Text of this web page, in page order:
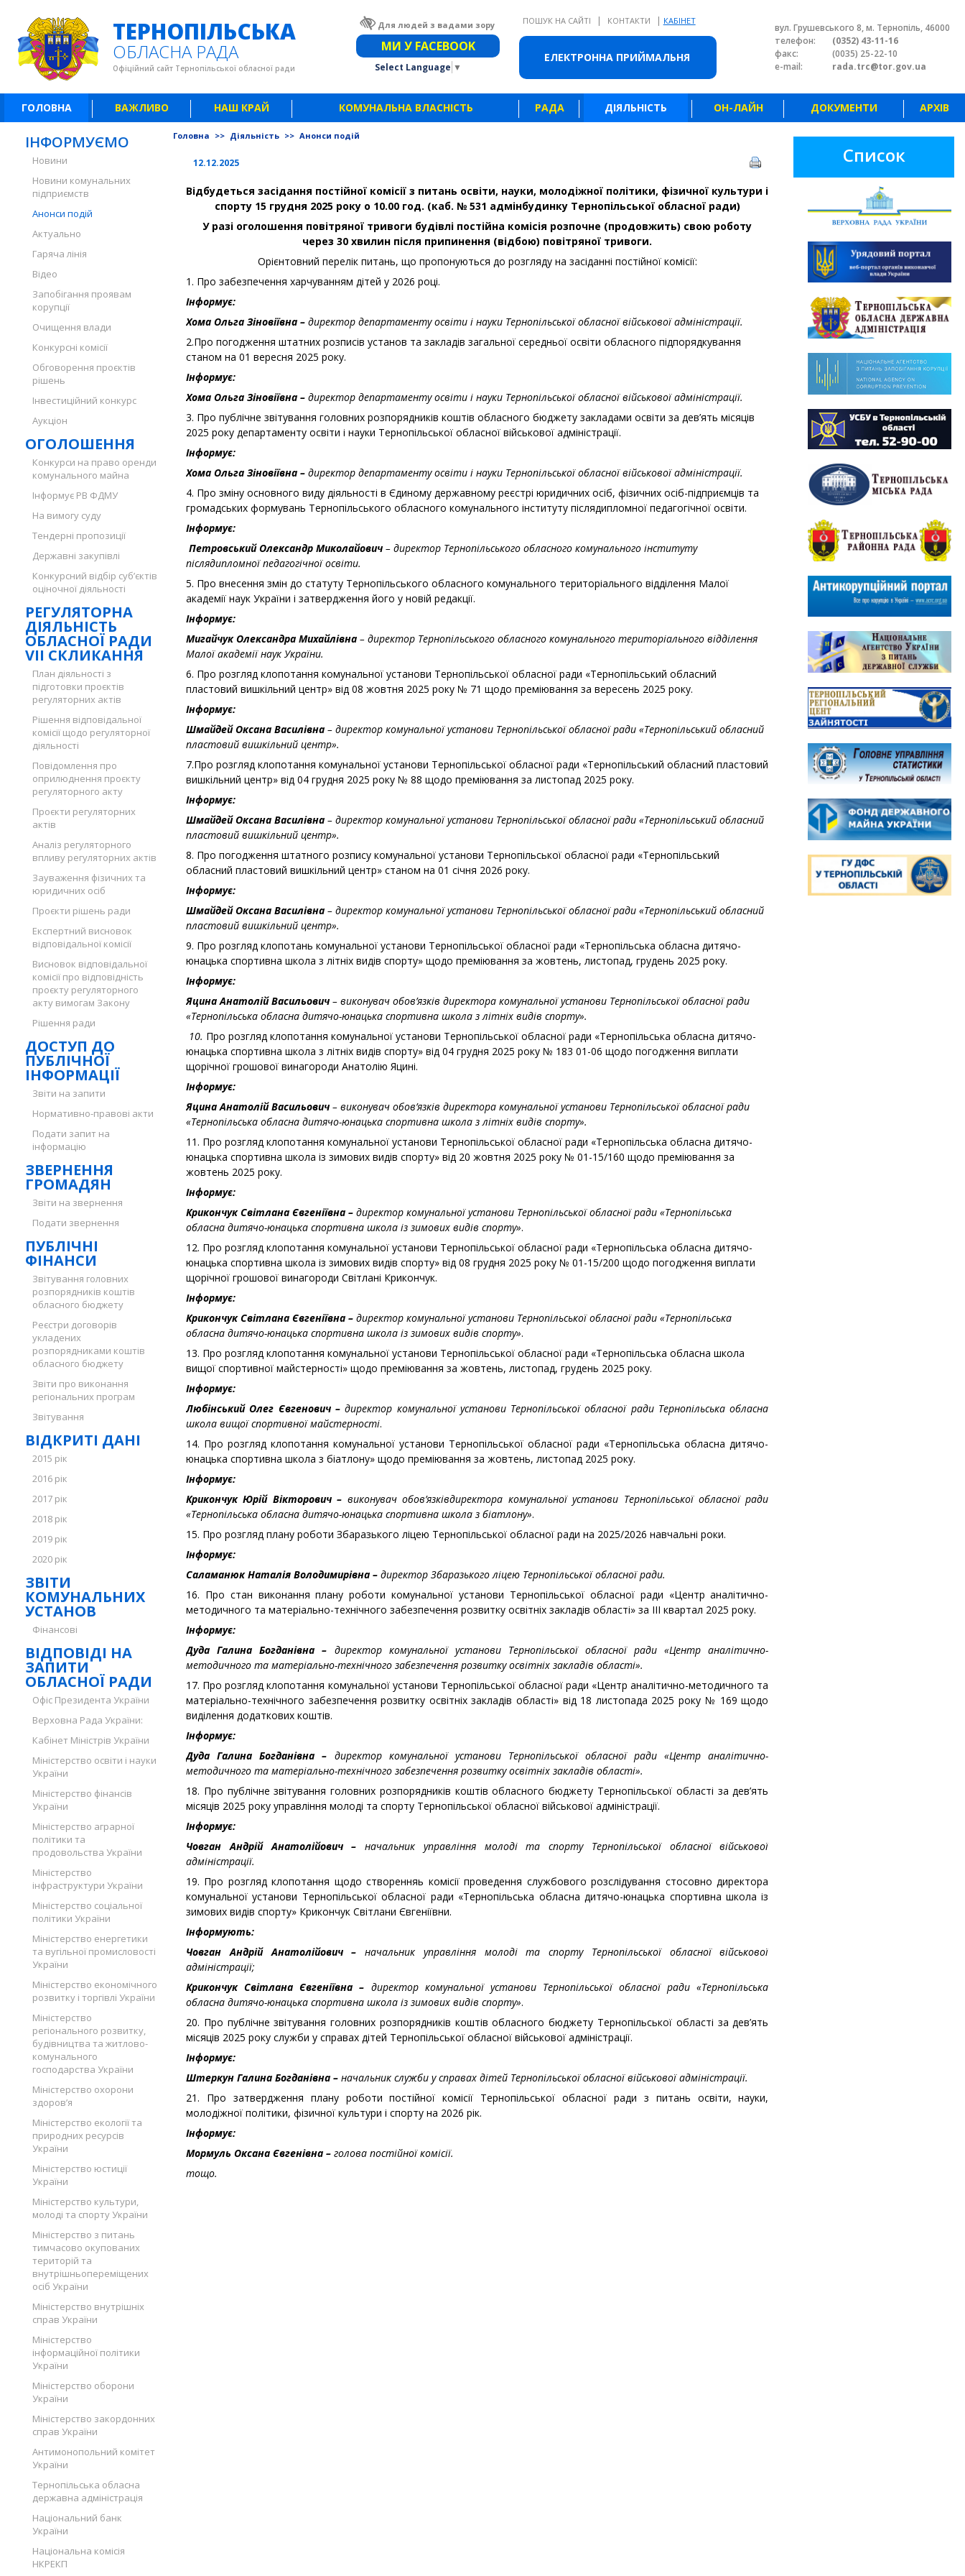
ЕЛЕКТРОННА ПРИЙМАЛЬНЯ
ТЕРНОПІЛЬСЬКА
ОБЛАСНА РАДА
Офіційний сайт Тернопільської обласної ради
Для людей з вадами зору Звичайна версія сайту
МИ У FACEBOOK
Select Language ▼
ПОШУК НА САЙТІ | КОНТАКТИ | КАБІНЕТ
вул. Грушевського 8, м. Тернопіль, 46000
телефон:
(0352) 43-11-16
факс:
(0035) 25-22-10
e-mail:
rada.trc@tor.gov.ua
ГОЛОВНА ВАЖЛИВО НАШ КРАЙ КОМУНАЛЬНА ВЛАСНІСТЬ РАДА ДІЯЛЬНІСТЬ ОН-ЛАЙН ДОКУМЕНТИ АРХІВ
ІНФОРМУЄМО
Новини
Новини комунальних
підприємств
Анонси подій
Актуально
Гаряча лінія
Відео
Запобігання проявам
корупції
Очищення влади
Конкурсні комісії
Обговорення проєктів
рішень
Інвестиційний конкурс
Аукціон
ОГОЛОШЕННЯ
Конкурси на право оренди
комунального майна
Інформує РВ ФДМУ
На вимогу суду
Тендерні пропозиції
Державні закупівлі
Конкурсний відбір суб’єктів
оціночної діяльності
РЕГУЛЯТОРНА
ДІЯЛЬНІСТЬ
ОБЛАСНОЇ РАДИ
VII СКЛИКАННЯ
План діяльності з
підготовки проєктів
регуляторних актів
Рішення відповідальної
комісії щодо регуляторної
діяльності
Повідомлення про
оприлюднення проєкту
регуляторного акту
Проєкти регуляторних
актів
Аналіз регуляторного
впливу регуляторних актів
Зауваження фізичних та
юридичних осіб
Проєкти рішень ради
Експертний висновок
відповідальної комісії
Висновок відповідальної
комісії про відповідність
проєкту регуляторного
акту вимогам Закону
Рішення ради
ДОСТУП ДО
ПУБЛІЧНОЇ
ІНФОРМАЦІЇ
Звіти на запити
Нормативно-правові акти
Подати запит на
інформацію
ЗВЕРНЕННЯ
ГРОМАДЯН
Звіти на звернення
Подати звернення
ПУБЛІЧНІ
ФІНАНСИ
Звітування головних
розпорядників коштів
обласного бюджету
Реєстри договорів
укладених
розпорядниками коштів
обласного бюджету
Звіти про виконання
регіональних програм
Звітування
ВІДКРИТІ ДАНІ
2015 рік
2016 рік
2017 рік
2018 рік
2019 рік
2020 рік
ЗВІТИ
КОМУНАЛЬНИХ
УСТАНОВ
Фінансові
ВІДПОВІДІ НА
ЗАПИТИ
ОБЛАСНОЇ РАДИ
Офіс Президента України
Верховна Рада України:
Кабінет Міністрів України
Міністерство освіти і науки
України
Міністерство фінансів
України
Міністерство аграрної
політики та
продовольства України
Міністерство
інфраструктури України
Міністерство соціальної
політики України
Міністерство енергетики
та вугільної промисловості
України
Міністерство економічного
розвитку і торгівлі України
Міністерство
регіонального розвитку,
будівництва та житлово-
комунального
господарства України
Міністерство охорони
здоров’я
Міністерство екології та
природних ресурсів
України
Міністерство юстиції
України
Міністерство культури,
молоді та спорту України
Міністерство з питань
тимчасово окупованих
територій та
внутрішньопереміщених
осіб України
Міністерство внутрішніх
справ України
Міністерство
інформаційної політики
України
Міністерство оборони
України
Міністерство закордонних
справ України
Антимонопольний комітет
України
Тернопільська обласна
державна адміністрація
Національний банк
України
Національна комісія
НКРЕКП
Головна >> Діяльність >> Анонси подій
12.12.2025
Відбудеться засідання постійної комісії з питань освіти, науки, молодіжної політики, фізичної культури і
спорту 15 грудня 2025 року о 10.00 год. (каб. № 531 адмінбудинку Тернопільської обласної ради)
У разі оголошення повітряної тривоги будівлі постійна комісія розпочне (продовжить) свою роботу
через 30 хвилин після припинення (відбою) повітряної тривоги.
Орієнтовний перелік питань, що пропонуються до розгляду на засіданні постійної комісії:
1. Про забезпечення харчуванням дітей у 2026 році.
Інформує:
Хома Ольга Зіновіївна – директор департаменту освіти і науки Тернопільської обласної військової адміністрації.
2.Про погодження штатних розписів установ та закладів загальної середньої освіти обласного підпорядкування
станом на 01 вересня 2025 року.
Інформує:
Хома Ольга Зіновіївна – директор департаменту освіти і науки Тернопільської обласної військової адміністрації.
3. Про публічне звітування головних розпорядників коштів обласного бюджету закладами освіти за дев’ять місяців
2025 року департаменту освіти і науки Тернопільської обласної військової адміністрації.
Інформує:
Хома Ольга Зіновіївна – директор департаменту освіти і науки Тернопільської обласної військової адміністрації.
4. Про зміну основного виду діяльності в Єдиному державному реєстрі юридичних осіб, фізичних осіб-підприємців та
громадських формувань Тернопільського обласного комунального інституту післядипломної педагогічної освіти.
Інформує:
Петровський Олександр Миколайович – директор Тернопільського обласного комунального інституту
післядипломної педагогічної освіти.
5. Про внесення змін до статуту Тернопільського обласного комунального територіального відділення Малої
академії наук України і затвердження його у новій редакції.
Інформує:
Мигайчук Олександра Михайлівна – директор Тернопільського обласного комунального територіального відділення
Малої академії наук України.
6. Про розгляд клопотання комунальної установи Тернопільської обласної ради «Тернопільський обласний
пластовий вишкільний центр» від 08 жовтня 2025 року № 71 щодо преміювання за вересень 2025 року.
Інформує:
Шмайдей Оксана Василівна – директор комунальної установи Тернопільської обласної ради «Тернопільський обласний
пластовий вишкільний центр».
7.Про розгляд клопотання комунальної установи Тернопільської обласної ради «Тернопільський обласний пластовий
вишкільний центр» від 04 грудня 2025 року № 88 щодо преміювання за листопад 2025 року.
Інформує:
Шмайдей Оксана Василівна – директор комунальної установи Тернопільської обласної ради «Тернопільський обласний
пластовий вишкільний центр».
8. Про погодження штатного розпису комунальної установи Тернопільської обласної ради «Тернопільський
обласний пластовий вишкільний центр» станом на 01 січня 2026 року.
Інформує:
Шмайдей Оксана Василівна – директор комунальної установи Тернопільської обласної ради «Тернопільський обласний
пластовий вишкільний центр».
9. Про розгляд клопотань комунальної установи Тернопільської обласної ради «Тернопільська обласна дитячо-
юнацька спортивна школа з літніх видів спорту» щодо преміювання за жовтень, листопад, грудень 2025 року.
Інформує:
Яцина Анатолій Васильович – виконувач обов’язків директора комунальної установи Тернопільської обласної ради
«Тернопільська обласна дитячо-юнацька спортивна школа з літніх видів спорту».
10. Про розгляд клопотання комунальної установи Тернопільської обласної ради «Тернопільська обласна дитячо-
юнацька спортивна школа з літніх видів спорту» від 04 грудня 2025 року № 183 01-06 щодо погодження виплати
щорічної грошової винагороди Анатолію Яцині.
Інформує:
Яцина Анатолій Васильович – виконувач обов’язків директора комунальної установи Тернопільської обласної ради
«Тернопільська обласна дитячо-юнацька спортивна школа з літніх видів спорту».
11. Про розгляд клопотання комунальної установи Тернопільської обласної ради «Тернопільська обласна дитячо-
юнацька спортивна школа із зимових видів спорту» від 20 жовтня 2025 року № 01-15/160 щодо преміювання за
жовтень 2025 року.
Інформує:
Крикончук Світлана Євгеніївна – директор комунальної установи Тернопільської обласної ради «Тернопільська
обласна дитячо-юнацька спортивна школа із зимових видів спорту».
12. Про розгляд клопотання комунальної установи Тернопільської обласної ради «Тернопільська обласна дитячо-
юнацька спортивна школа із зимових видів спорту» від 08 грудня 2025 року № 01-15/200 щодо погодження виплати
щорічної грошової винагороди Світлані Крикончук.
Інформує:
Крикончук Світлана Євгеніївна – директор комунальної установи Тернопільської обласної ради «Тернопільська
обласна дитячо-юнацька спортивна школа із зимових видів спорту».
13. Про розгляд клопотання комунальної установи Тернопільської обласної ради «Тернопільська обласна школа
вищої спортивної майстерності» щодо преміювання за жовтень, листопад, грудень 2025 року.
Інформує:
Любінський Олег Євгенович –директор комунальної установи Тернопільської обласної ради Тернопільська обласна
школа вищої спортивної майстерності.
14. Про розгляд клопотання комунальної установи Тернопільської обласної ради «Тернопільська обласна дитячо-
юнацька спортивна школа з біатлону» щодо преміювання за жовтень, листопад 2025 року.
Інформує:
Крикончук Юрій Вікторович – виконувач обов’язківдиректора комунальної установи Тернопільської обласної ради
«Тернопільська обласна дитячо-юнацька спортивна школа з біатлону».
15. Про розгляд плану роботи Збаразького ліцею Тернопільської обласної ради на 2025/2026 навчальні роки.
Інформує:
Саламанюк Наталія Володимирівна – директор Збаразького ліцею Тернопільської обласної ради.
16. Про стан виконання плану роботи комунальної установи Тернопільської обласної ради «Центр аналітично-
методичного та матеріально-технічного забезпечення розвитку освітніх закладів області» за III квартал 2025 року.
Інформує:
Дуда Галина Богданівна – директор комунальної установи Тернопільської обласної ради «Центр аналітично-
методичного та матеріально-технічного забезпечення розвитку освітніх закладів області».
17. Про розгляд клопотання комунальної установи Тернопільської обласної ради «Центр аналітично-методичного та
матеріально-технічного забезпечення розвитку освітніх закладів області» від 18 листопада 2025 року № 169 щодо
виділення додаткових коштів.
Інформує:
Дуда Галина Богданівна – директор комунальної установи Тернопільської обласної ради «Центр аналітично-
методичного та матеріально-технічного забезпечення розвитку освітніх закладів області».
18. Про публічне звітування головних розпорядників коштів обласного бюджету Тернопільської області за дев’ять
місяців 2025 року управління молоді та спорту Тернопільської обласної військової адміністрації.
Інформує:
Човган Андрій Анатолійович –начальник управління молоді та спорту Тернопільської обласної військової
адміністрації.
19. Про розгляд клопотання щодо створенняь комісії проведення службового розслідування стосовно директора
комунальної установи Тернопільської обласної ради «Тернопільська обласна дитячо-юнацька спортивна школа із
зимових видів спорту» Крикончук Світлани Євгеніївни.
Інформують:
Човган Андрій Анатолійович –начальник управління молоді та спорту Тернопільської обласної військової
адміністрації;
Крикончук Світлана Євгеніївна – директор комунальної установи Тернопільської обласної ради «Тернопільська
обласна дитячо-юнацька спортивна школа із зимових видів спорту».
20. Про публічне звітування головних розпорядників коштів обласного бюджету Тернопільської області за дев’ять
місяців 2025 року служби у справах дітей Тернопільської обласної військової адміністрації.
Інформує:
Штеркун Галина Богданівна – начальник служби у справах дітей Тернопільської обласної військової адміністрації.
21. Про затвердження плану роботи постійної комісії Тернопільської обласної ради з питань освіти, науки,
молодіжної політики, фізичної культури і спорту на 2026 рік.
Інформує:
Мормуль Оксана Євгенівна – голова постійної комісії.
тощо.
Список